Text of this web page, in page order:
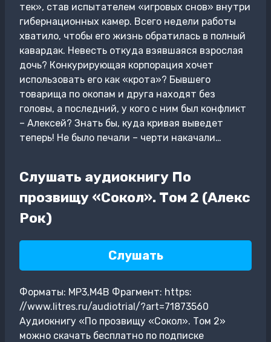
тек», став испытателем «игровых снов» внутри
гибернационных камер. Всего недели работы
хватило, чтобы его жизнь обратилась в полный
кавардак. Невесть откуда взявшаяся взрослая
дочь? Конкурирующая корпорация хочет
использовать его как «крота»? Бывшего
товарища по окопам и друга находят без
головы, а последний, у кого с ним был конфликт
– Алексей? Знать бы, куда кривая выведет
теперь! Не было печали – черти накачали…
Слушать аудиокнигу По
прозвищу «Сокол». Том 2 (Алекс
Рок)
Слушать
Форматы: MP3,M4B Фрагмент: https:
//www.litres.ru/audiotrial/?art=71873560
Аудиокнигу «По прозвищу «Сокол». Том 2»
можно скачать бесплатно по подписке